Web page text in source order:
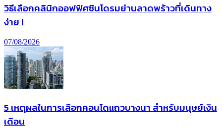
วิธีเลือกคลินิกออฟฟิศซินโดรมย่านลาดพร้าวที่เดินทาง
ง่าย !
07/08/2026
5 เหตุผลในการเลือกคอนโดแถวบางนา สำหรับมนุษย์เงิน
เดือน